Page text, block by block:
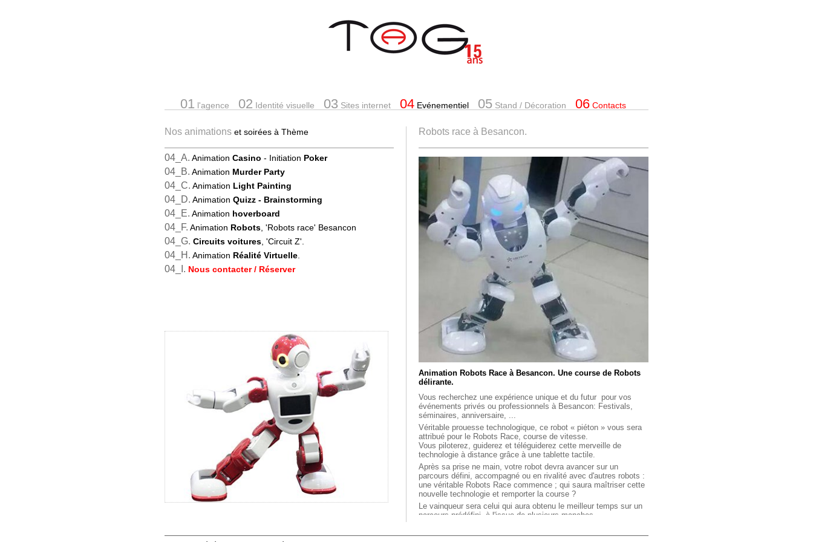
01 l'agence 02 Identité visuelle 03 Sites internet 04Evénementiel 05Stand / Décoration 06Contacts
Nos animations et soirées à Thème
04_A. Animation Casino - Initiation Poker
04_B. Animation Murder Party
04_C. Animation Light Painting
04_D. Animation Quizz - Brainstorming
04_E. Animation hoverboard
04_F. Animation Robots , 'Robots race' Besancon
04_G. Circuits voitures , 'Circuit Z'.
04_H. Animation Réalité Virtuelle
04_I. Nous contacter / Réserver
Robots race à Besancon.
Animation Robots Race à Besancon. Une course de Robots
délirante.
Vous recherchez une expérience unique et du futur pour vos
événements privés ou professionnels à Besancon: Festivals,
séminaires, anniversaire, ...
Véritable prouesse technologique, ce robot « piéton » vous sera
attribué pour le Robots Race, course de vitesse.
Vous piloterez, guiderez et téléguiderez cette merveille de
technologie à distance grâce à une tablette tactile.
Après sa prise ne main, votre robot devra avancer sur un
parcours défini, accompagné ou en rivalité avec d'autres robots :
une véritable Robots Race commence ; qui saura maîtriser cette
nouvelle technologie et remporter la course ?
Le vainqueur sera celui qui aura obtenu le meilleur temps sur un
parcours prédéfini, à l'issue de plusieurs manches.